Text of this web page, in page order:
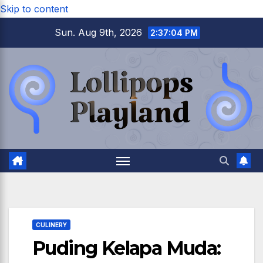
Skip to content
Sun. Aug 9th, 2026
2:37:05 PM
CULINERY
Puding Kelapa Muda: